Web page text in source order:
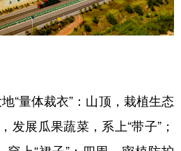
“量体裁衣”：山顶，栽植生态
发展瓜果蔬菜，系上“带子”；